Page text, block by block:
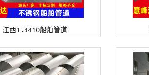
江西1.4410船舶管道